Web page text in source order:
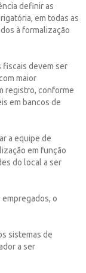
definir as
em todas as
à formalização
fiscais devem ser
maior
registro, conforme
em bancos de
a equipe de
em função
do local a ser
o
sistemas de
a ser